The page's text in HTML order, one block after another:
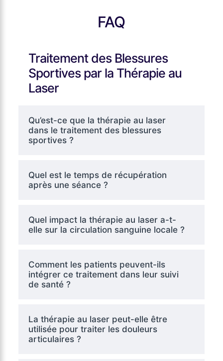
FAQ
Traitement des Blessures
Sportives par la Thérapie au
Laser
Qu’est-ce que la thérapie au laser
dans le traitement des blessures
sportives ?
Quel est le temps de récupération
après une séance ?
Quel impact la thérapie au laser a-t-
elle sur la circulation sanguine locale ?
Comment les patients peuvent-ils
intégrer ce traitement dans leur suivi
de santé ?
La thérapie au laser peut-elle être
utilisée pour traiter les douleurs
articulaires ?